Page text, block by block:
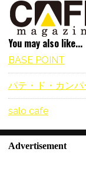
You may also like...
BASE POINT
パテ・ド・カンパ
salo cafe
Advertisement